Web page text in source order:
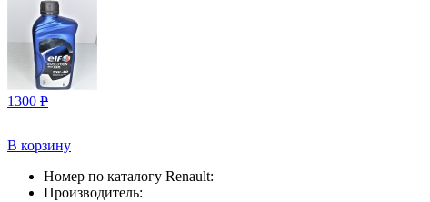
1300 Р
В корзину
Номер по каталогу Renault:
Производитель: